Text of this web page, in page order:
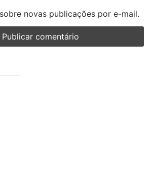
novas publicações por e-mail.